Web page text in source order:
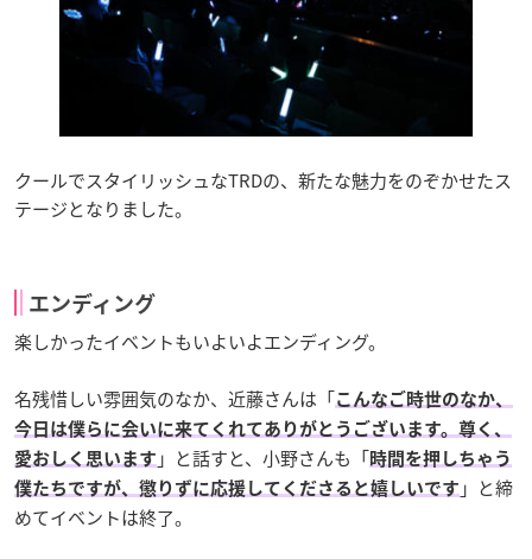
クールでスタイリッシュなTRDの、新たな魅力をのぞかせたス
テージとなりました。
エンディング
楽しかったイベントもいよいよエンディング。
名残惜しい雰囲気のなか、近藤さんは「こんなご時世のなか、
今日は僕らに会いに来てくれてありがとうございます。尊く、
愛おしく思います 」と話すと、小野さんも「時間を押しちゃう
僕たちですが、懲りずに応援してくださると嬉しいです 」と締
めてイベントは終了。